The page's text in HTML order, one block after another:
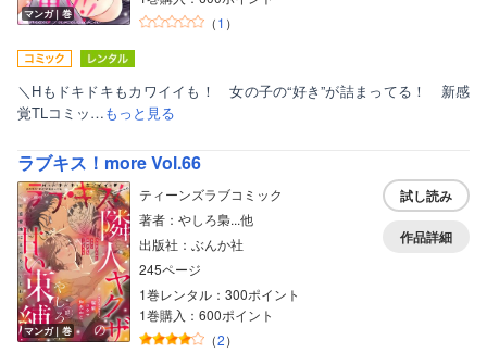
マンガ｜巻
（1 ）
＼Hもドキドキもカワイイも！ 女の子の“好き”が詰まってる！ 新感
覚TLコミッ…もっと見る
ラブキス！more Vol.66
マンガ｜巻
ティーンズラブコミック
著者：やしろ梟...他
出版社：ぶんか社
245ページ
1巻レンタル：300ポイント
1巻購入：600ポイント
（2）
試し読み
作品詳細
ボーイズラブ
ティーンズラブ
女性写真集